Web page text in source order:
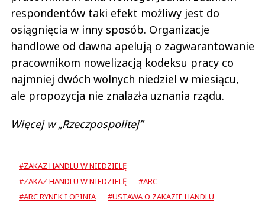
respondentów taki efekt możliwy jest do
osiągnięcia w inny sposób. Organizacje
handlowe od dawna apelują o zagwarantowanie
pracownikom nowelizacją kodeksu pracy co
najmniej dwóch wolnych niedziel w miesiącu,
ale propozycja nie znalazła uznania rządu.
Więcej w „Rzeczpospolitej”
#ZAKAZ HANDLU W NIEDZIELĘ
#ZAKAZ HANDLU W NIEDZIELĘ
#ARC
#ARC RYNEK I OPINIA
#USTAWA O ZAKAZIE HANDLU